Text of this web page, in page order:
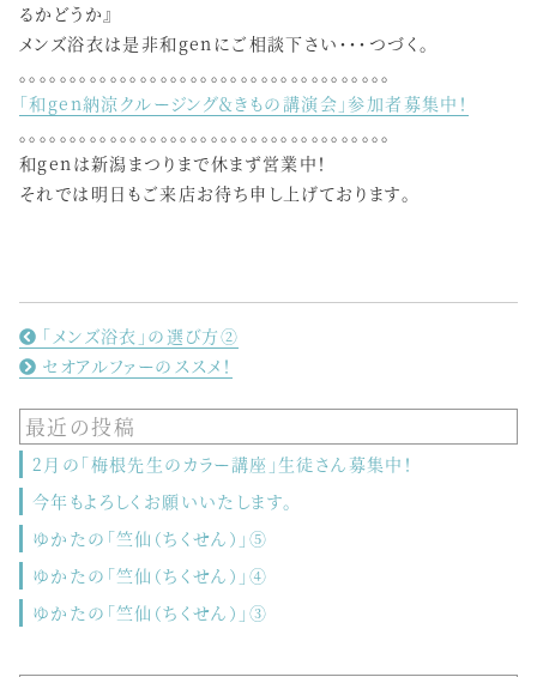
るかどうか』
メンズ浴衣は是非和genにご相談下さい・・・つづく。
。。。。。。。。。。。。。。。。。。。。。。。。。。。。。。。。。。。。。
「和gen納涼クルージング＆きもの講演会」参加者募集中！
。。。。。。。。。。。。。。。。。。。。。。。。。。。。。。。。。。。。。
和genは新潟まつりまで休まず営業中！
それでは明日もご来店お待ち申し上げております。
「メンズ浴衣」の選び方②
セオアルファーのススメ！
最近の投稿
2月の「梅根先生のカラー講座」生徒さん募集中！
今年もよろしくお願いいたします。
ゆかたの「竺仙（ちくせん）」⑤
ゆかたの「竺仙（ちくせん）」④
ゆかたの「竺仙（ちくせん）」③